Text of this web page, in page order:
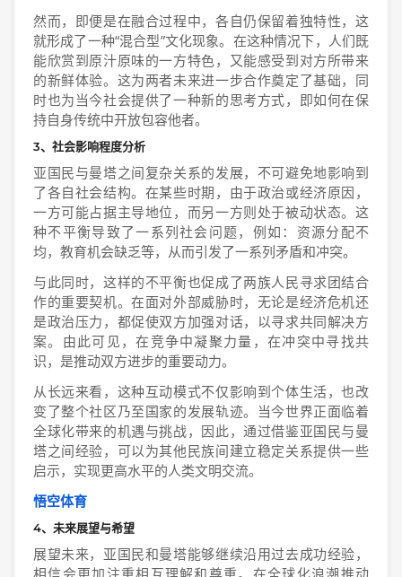
然而，即便是在融合过程中，各自仍保留着独特性，这
就形成了一种“混合型”文化现象。在这种情况下，人们既
能欣赏到原汁原味的一方特色，又能感受到对方所带来
的新鲜体验。这为两者未来进一步合作奠定了基础，同
时也为当今社会提供了一种新的思考方式，即如何在保
持自身传统中开放包容他者。
3、社会影响程度分析
亚国民与曼塔之间复杂关系的发展，不可避免地影响到
了各自社会结构。在某些时期，由于政治或经济原因，
一方可能占据主导地位，而另一方则处于被动状态。这
种不平衡导致了一系列社会问题，例如：资源分配不
均，教育机会缺乏等，从而引发了一系列矛盾和冲突。
与此同时，这样的不平衡也促成了两族人民寻求团结合
作的重要契机。在面对外部威胁时，无论是经济危机还
是政治压力，都促使双方加强对话，以寻求共同解决方
案。由此可见，在竞争中凝聚力量，在冲突中寻找共
识，是推动双方进步的重要动力。
从长远来看，这种互动模式不仅影响到个体生活，也改
变了整个社区乃至国家的发展轨迹。当今世界正面临着
全球化带来的机遇与挑战，因此，通过借鉴亚国民与曼
塔之间经验，可以为其他民族间建立稳定关系提供一些
启示，实现更高水平的人类文明交流。
悟空体育
4、未来展望与希望
展望未来，亚国民和曼塔能够继续沿用过去成功经验，
相信会更加注重相互理解和尊重。在全球化浪潮推动